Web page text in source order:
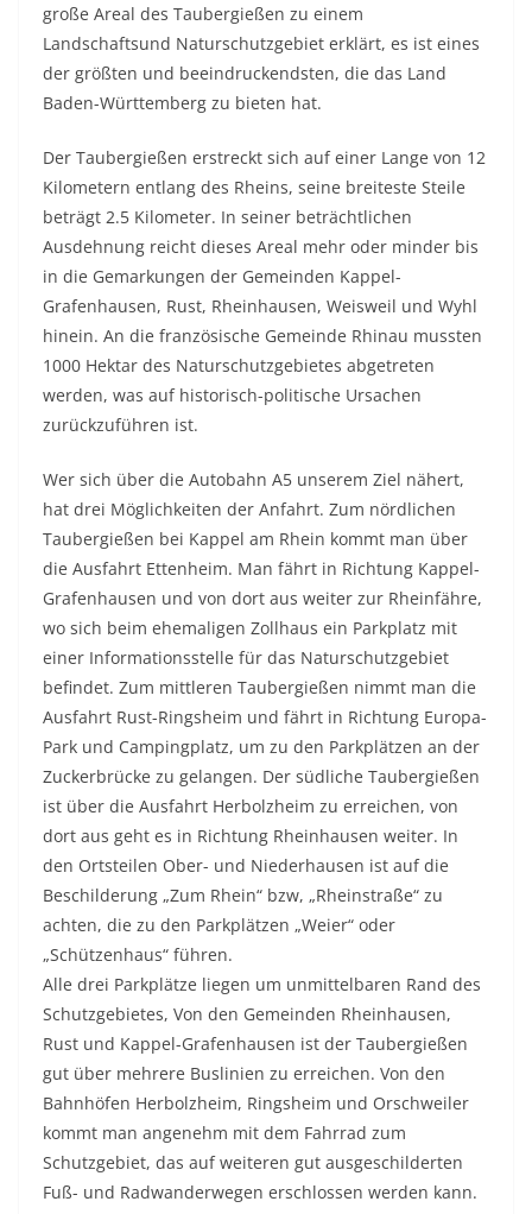
große Areal des Taubergießen zu einem
Landschaftsund Naturschutzgebiet erklärt, es ist eines
der größten und beeindruckendsten, die das Land
Baden-Württemberg zu bieten hat.
Der Taubergießen erstreckt sich auf einer Lange von 12
Kilometern entlang des Rheins, seine breiteste Steile
beträgt 2.5 Kilometer. In seiner beträchtlichen
Ausdehnung reicht dieses Areal mehr oder minder bis
in die Gemarkungen der Gemeinden Kappel-
Grafenhausen, Rust, Rheinhausen, Weisweil und Wyhl
hinein. An die französische Gemeinde Rhinau mussten
1000 Hektar des Naturschutzgebietes abgetreten
werden, was auf historisch-politische Ursachen
zurückzuführen ist.
Wer sich über die Autobahn A5 unserem Ziel nähert,
hat drei Möglichkeiten der Anfahrt. Zum nördlichen
Taubergießen bei Kappel am Rhein kommt man über
die Ausfahrt Ettenheim. Man fährt in Richtung Kappel-
Grafenhausen und von dort aus weiter zur Rheinfähre,
wo sich beim ehemaligen Zollhaus ein Parkplatz mit
einer Informationsstelle für das Naturschutzgebiet
befindet. Zum mittleren Taubergießen nimmt man die
Ausfahrt Rust-Ringsheim und fährt in Richtung Europa-
Park und Campingplatz, um zu den Parkplätzen an der
Zuckerbrücke zu gelangen. Der südliche Taubergießen
ist über die Ausfahrt Herbolzheim zu erreichen, von
dort aus geht es in Richtung Rheinhausen weiter. In
den Ortsteilen Ober- und Niederhausen ist auf die
Beschilderung „Zum Rhein“ bzw, „Rheinstraße“ zu
achten, die zu den Parkplätzen „Weier“ oder
„Schützenhaus“ führen.
Alle drei Parkplätze liegen um unmittelbaren Rand des
Schutzgebietes, Von den Gemeinden Rheinhausen,
Rust und Kappel-Grafenhausen ist der Taubergießen
gut über mehrere Buslinien zu erreichen. Von den
Bahnhöfen Herbolzheim, Ringsheim und Orschweiler
kommt man angenehm mit dem Fahrrad zum
Schutzgebiet, das auf weiteren gut ausgeschilderten
Fuß- und Radwanderwegen erschlossen werden kann.